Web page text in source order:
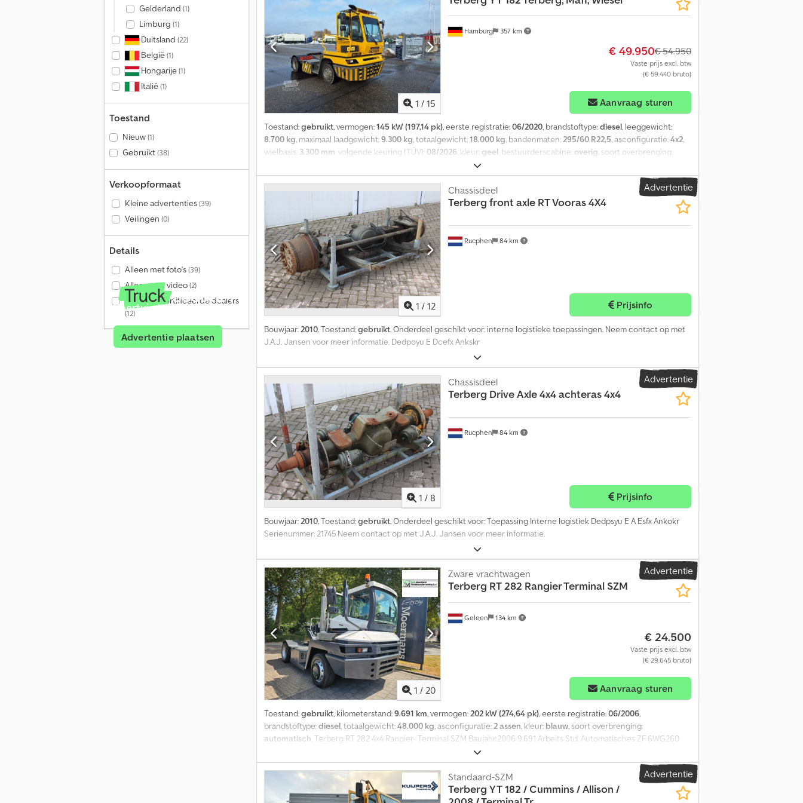
Gelderland (1)
Limburg (1)
Duitsland (22)
België(1)
Hongarije(1)
Italië(1)
Toestand
Nieuw(1)
Gebruikt(38)
Verkoopformaat
Kleine advertenties(39)
Veilingen (0)
Details
Alleen met foto's(39)
Alleen met video(2)
Alleen gecertificeerde dealers
(12)
Voertuig te koop?
Advertentie plaatsen
1 / 15
Hamburg 357 km
€ 49.950€ 54.950
Vaste prijs excl. btw
(€ 59.440 bruto)
Aanvraag sturen
Toestand:gebruikt, vermogen:145 kW (197,14 pk), eerste registratie:06/2020, brandstoftype:diesel, leeggewicht:
8.700 kg, maximaal laadgewicht:9.300 kg, totaalgewicht:18.000 kg, bandenmaten:295/60 R22,5, asconfiguratie:4x2,
wielbasis: 3.300 mm, volgende keuring (TÜV): 08/2026, kleur: geel, bestuurderscabine: overig, soort overbrenging:
, Uitrusting:
toegestaan totaalgewicht: 18000 kg, bandenmaten: 295/60 R22.5, 1e as: , 2e as: , stoelen stof, blad-luchtvering, in
hoogte verstelbare schotelkoppeling: hydraulisch, bestuurdersstoel luchtgeveerd, stuurbekrachtiging, elektrische
ramen bestuurderszijde, trottoirspiegel, vloerbedekking rubber, geveerde cabine: luchtgeveerd, vrijblijvende
aanbieding, fouten en tussentijdse verkoop voorbehouden. Afbeelding hoeft niet met het aanbod overeen te komen.
Dsdpfx Aoyivlgsnkjkr
Advertentie
1 / 12
Rucphen 84 km
Chassisdeel
Terberg front axle RT Vooras 4X4
Prijsinfo
Bouwjaar:2010, Toestand:gebruikt, Onderdeel geschikt voor: interne logistieke toepassingen. Neem contact op met
J.A.J. Jansen voor meer informatie. Dedpoyu E Dcefx Ankskr
Advertentie
1 / 8
Rucphen 84 km
Chassisdeel
Terberg Drive Axle 4x4 achteras 4x4
Prijsinfo
Bouwjaar:2010, Toestand:gebruikt, Onderdeel geschikt voor: Toepassing Interne logistiek Dedpsyu E A Esfx Ankokr
Serienummer: 21745 Neem contact op met J.A.J. Jansen voor meer informatie.
Advertentie
1 / 20
Geleen 134 km
Zware vrachtwagen
Terberg RT 282 Rangier Terminal SZM
€ 24.500
Vaste prijs excl. btw
(€ 29.645 bruto)
Aanvraag sturen
Toestand:gebruikt, kilometerstand:9.691 km, vermogen: 202 kW (274,64 pk), eerste registratie:06/2006,
brandstoftype:diesel , totaalgewicht:48.000 kg , asconfiguratie: 2 assen , kleur: blauw , soort overbrenging:
automatisch , Terberg RT 282 4x4 Rangier- Terminal SZM Baujahr:2006 9.691 Arbeits Std. Automatisches ZF 6WG260
Getriebe 6 Gänge Vorwerts und 3 Gänge Ruckwerts Stahlfederung Vorne,Luftfederung Hinten Fahrersaule Um 180°
Drehbar Reifen: 315/60 R22,5 100% Dsdpfxezngvrj Ankjkr Motor: Mercedes 275 Ps. 6 Cyl.Diesel Hiedrauliek Anschluss
Transportmassen: L-500 Cm. B-255 Cm. H-300 Cm. Fuer Videos Kunnen Sie Whatsapp Schicken Nach Irrtümer /
Schreibfehler und Zwischenverkauf Vorbehalten
Advertentie
Standaard-SZM
Terberg YT 182 / Cummins / Allison /